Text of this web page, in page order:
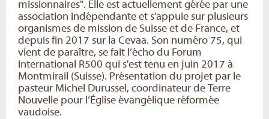
missionnaires". Elle est actuellement gérée par une
association indépendante et s'appuie sur plusieurs
organismes de mission de Suisse et de France, et
depuis fin 2017 sur la Cevaa. Son numéro 75, qui
vient de paraître, se fait l’écho du Forum
international R500 qui s'est tenu en juin 2017 à
Montmirail (Suisse). Présentation du projet par le
pasteur Michel Durussel, coordinateur de Terre
Nouvelle pour l’Église évangélique réformée
vaudoise.